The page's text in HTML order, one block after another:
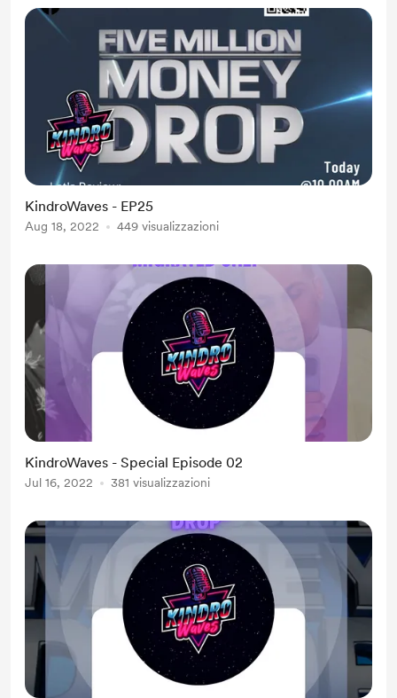
KindroWaves - EP25
Aug 18, 2022 449 visualizzazioni
KindroWaves - Special Episode 02
Jul 16, 2022 381 visualizzazioni